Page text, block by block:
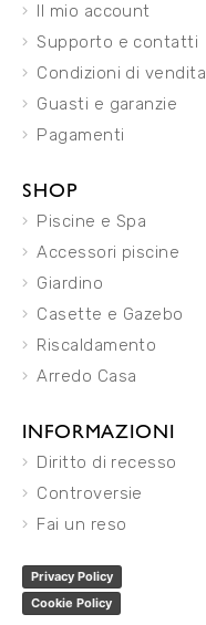
Il mio account
Supporto e contatti
Condizioni di vendita
Guasti e garanzie
Pagamenti
SHOP
Piscine e Spa
Accessori piscine
Giardino
Casette e Gazebo
Riscaldamento
Arredo Casa
INFORMAZIONI
Diritto di recesso
Controversie
Fai un reso
Privacy Policy
Cookie Policy